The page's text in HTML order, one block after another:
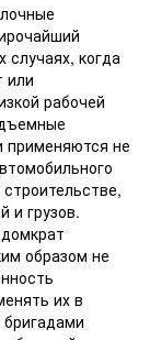
когда
или
рабочей
применяются не
и грузов.
образом не
их в